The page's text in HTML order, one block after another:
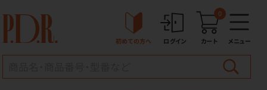
初めての方へ ログイン カート
0
メニュー